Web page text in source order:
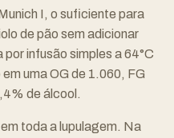
I, o suficiente para
de pão sem adicionar
infusão simples a 64°C
uma OG de 1.060, FG
de álcool.
toda a lupulagem. Na